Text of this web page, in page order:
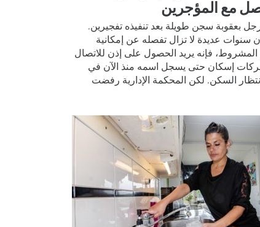
مع المؤجرين
بعقوبة سجن طويلة بعد تنفيذه تفجيرين.
سنوات عديدة لا تزال تفصله عن إمكانية
المشروط، فإنه يريد الحصول على إذن للاتصال
إسكان حتى يسجل اسمه منذ الآن في
السكن. لكن المحكمة الإدارية رفضت